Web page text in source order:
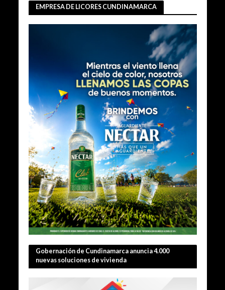
EMPRESA DE LICORES CUNDINAMARCA
Gobernación de Cundinamarca anuncia 4.000
nuevas soluciones de vivienda